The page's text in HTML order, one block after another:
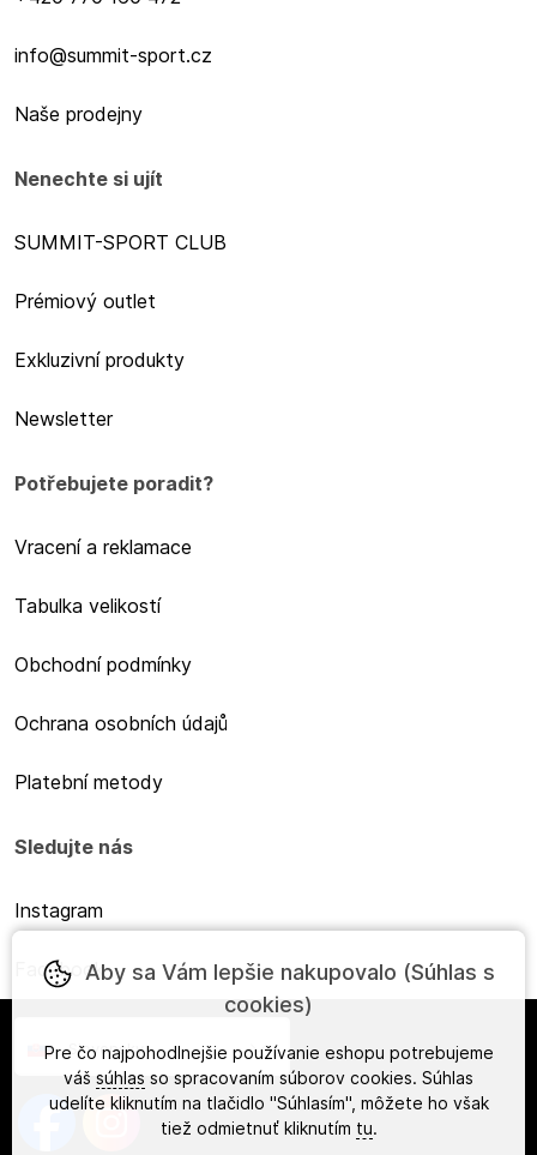
info@summit-sport.cz
Naše prodejny
Nenechte si ujít
SUMMIT-SPORT CLUB
Prémiový outlet
Exkluzivní produkty
Newsletter
Potřebujete poradit?
Vracení a reklamace
Tabulka velikostí
Obchodní podmínky
Ochrana osobních údajů
Platební metody
Sledujte nás
Instagram
Facebook
Slovensky
Aby sa Vám lepšie nakupovalo (Súhlas s
cookies)
Pre čo najpohodlnejšie používanie eshopu potrebujeme
váš súhlas so spracovaním súborov cookies. Súhlas
udelíte kliknutím na tlačidlo "Súhlasím", môžete ho však
tiež odmietnuť kliknutím tu.